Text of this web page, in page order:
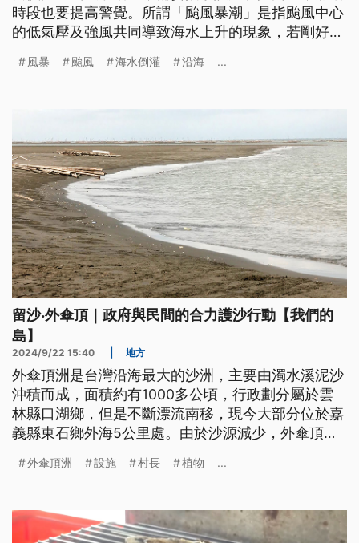
時段也要提高警覺。所謂「颱風暴潮」是指颱風中心
的低氣壓及強風共同導致海水上升的現象，若剛好又
十至數百公里範圍的大面積溢淹。過去曾發生的「颱
風暴 颱風 海水倒灌 沿海 ...
留沙‧外傘頂｜政府與民間的合力護沙行動【我們的
島】
2024/9/22 15:40 地方
外傘頂洲是台灣沿海最大的沙洲，主要由濁水溪泥沙
沖積而成，面積約有1000多公頃，行政劃分屬於雲
林縣口湖鄉，但是不斷漂流南移，現今大部分位於嘉
義縣東石鄉外海5公里處。由於沙源減少，外傘頂洲
積，於是政府與民間合力，進行外傘頂洲的護沙行
外傘頂洲 設施 村長 植物 ...